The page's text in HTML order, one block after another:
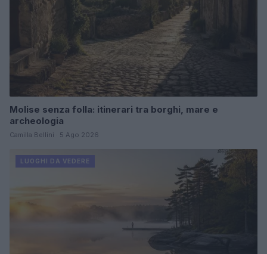
Molise senza folla: itinerari tra borghi, mare e
archeologia
Camilla Bellini · 5 Ago 2026
LUOGHI DA VEDERE